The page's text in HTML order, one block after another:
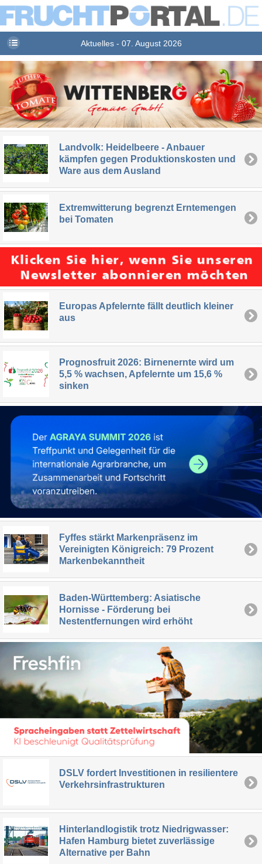
Aktuelles - 07. August 2026
Landvolk: Heidelbeere - Anbauer
kämpfen gegen Produktionskosten und
Ware aus dem Ausland
Extremwitterung begrenzt Erntemengen
bei Tomaten
Europas Apfelernte fällt deutlich kleiner
aus
Prognosfruit 2026: Birnenernte wird um
5,5 % wachsen, Apfelernte um 15,6 %
sinken
Fyffes stärkt Markenpräsenz im
Vereinigten Königreich: 79 Prozent
Markenbekanntheit
Baden-Württemberg: Asiatische
Hornisse - Förderung bei
Nestentfernungen wird erhöht
DSLV fordert Investitionen in resilientere
Verkehrsinfrastrukturen
Hinterlandlogistik trotz Niedrigwasser:
Hafen Hamburg bietet zuverlässige
Alternative per Bahn